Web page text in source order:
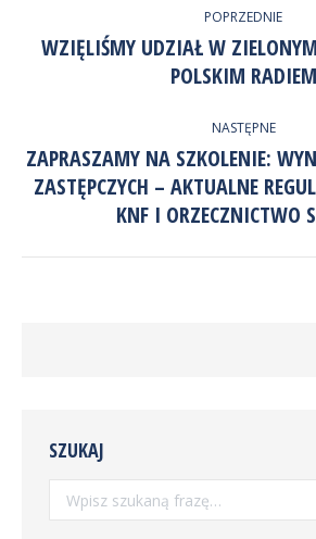
Twitter
WPISÓW
POPRZEDNIE
Poprzedni
wpis:
WZIĘLIŚMY UDZIAŁ W
POLSKIM RADIEM
NASTĘPNE
Następny
wpis:
ZAPRASZAMY NA SZKOLENIE:
ZASTĘPCZYCH – AKTUALNE
KNF I ORZECZNICTWO
SZUKAJ